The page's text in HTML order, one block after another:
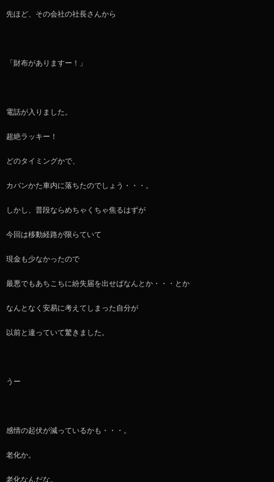
先ほど、その会社の社長さんから
「財布がありますー！」
電話が入りました。
超絶ラッキー！
どのタイミングかで、
カバンかた車内に落ちたのでしょう・・・。
しかし、普段ならめちゃくちゃ焦るはずが
今回は移動経路が限らていて
現金も少なかったので
最悪でもあちこちに紛失届を出せばなんとか・・・とか
なんとなく安易に考えてしまった自分が
以前と違っていて驚きました。
うー
感情の起伏が減っているかも・・・。
老化か。
老化なんだな。